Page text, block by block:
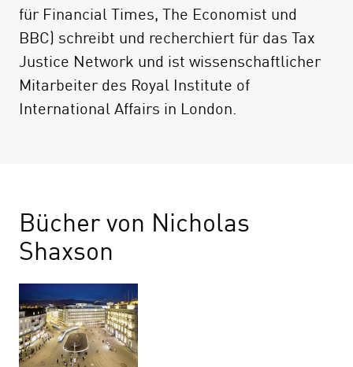
für Financial Times, The Economist und
BBC) schreibt und recherchiert für das Tax
Justice Network und ist wissenschaftlicher
Mitarbeiter des Royal Institute of
International Affairs in London.
Bücher von Nicholas
Shaxson